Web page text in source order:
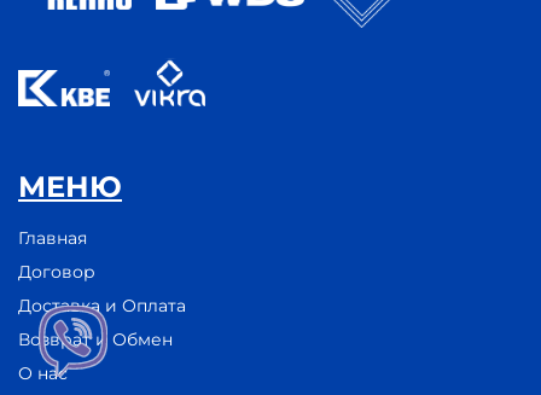
МЕНЮ
Главная
Договор
Доставка и Оплата
Возврат и Обмен
О нас